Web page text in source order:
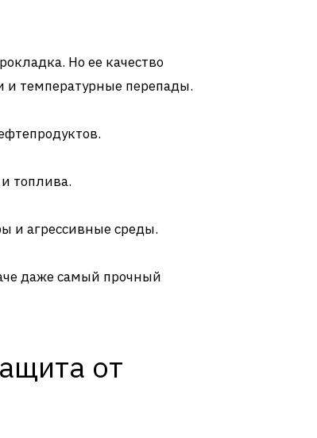
Но ее качество
и температурные перепады.
топлива.
и агрессивные среды.
даже самый прочный
от